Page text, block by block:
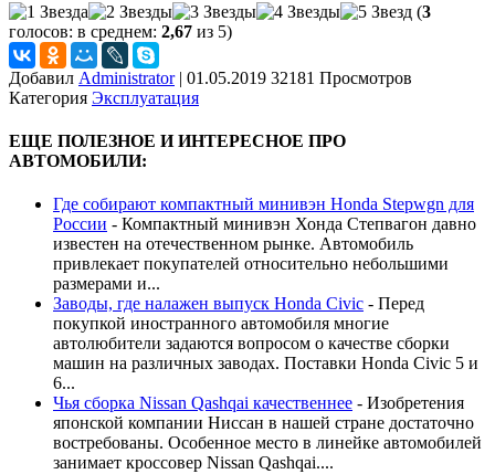
(3
голосов: в среднем: 2,67 из 5)
Добавил Administrator | 01.05.2019 32181 Просмотров
Категория Эксплуатация
ЕЩЕ ПОЛЕЗНОЕ И ИНТЕРЕСНОЕ ПРО
АВТОМОБИЛИ:
Где собирают компактный минивэн Honda Stepwgn для
России - Компактный минивэн Хонда Степвагон давно
известен на отечественном рынке. Автомобиль
привлекает покупателей относительно небольшими
размерами и...
Заводы, где налажен выпуск Honda Civic - Перед
покупкой иностранного автомобиля многие
автолюбители задаются вопросом о качестве сборки
машин на различных заводах. Поставки Honda Civic 5 и
6...
Чья сборка Nissan Qashqai качественнее - Изобретения
японской компании Ниссан в нашей стране достаточно
востребованы. Особенное место в линейке автомобилей
занимает кроссовер Nissan Qashqai....